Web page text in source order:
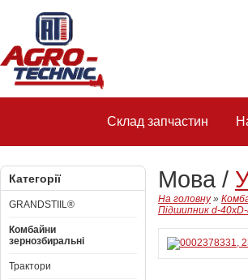
Склад запчастин
Категорії
GRANDSTIIL®
Комбайни
зернозбиральні
Трактори
Мова /
На головну»
Підшипник d-